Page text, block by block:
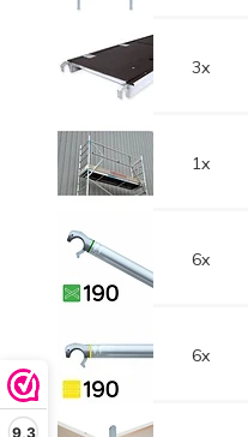
9,3
3x
1x
6x
6x